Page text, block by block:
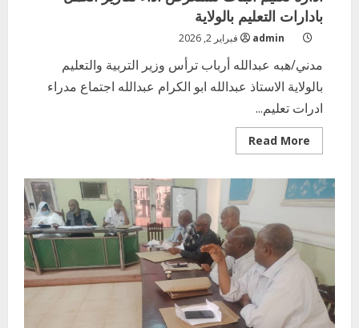
بادارات التعليم بالولاية
admin فبراير 2, 2026
مدني/هبه عبدالله أرباب ترأس وزير التربية والتعليم
بالولاية الاستاذ عبدالله ابو الكرام عبدالله اجتماع مدراء
ادرات تعليم...
Read More
more
تعليم
البنات
تستعرض
اداء
تقارير
العمل
بادارات
التعليم
بالولاية